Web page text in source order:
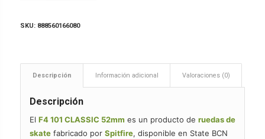
SKU: 888560166080
Descripción Información adicional Valoraciones (0)
Descripción
El F4 101 CLASSIC 52mm es un producto de ruedas de
skatefabricado por Spitfire, disponible en State BCN